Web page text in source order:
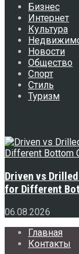
Бизнес
Интернет
Культура
Новости
Общество
Спорт
Стиль
Туризм
Driven vs
for Different
06.08.2026
Главная
Контакты